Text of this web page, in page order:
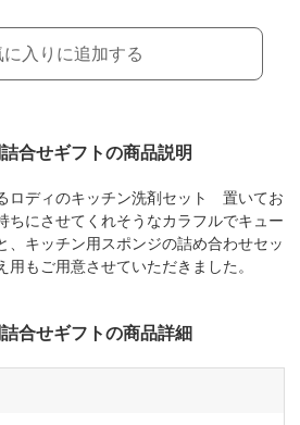
に入りに追加する
合せギフトの商品説明
ロディのキッチン洗剤セット 置いてお
ちにさせてくれそうなカラフルでキュー
、キッチン用スポンジの詰め合わせセッ
用もご用意させていただきました。
合せギフトの商品詳細